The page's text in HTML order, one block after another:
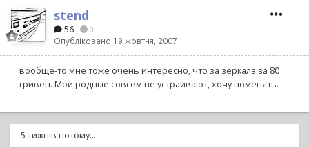
stend
56 0
Опубліковано 19 жовтня, 2007
вообще-то мне тоже очень интересно, что за зеркала за 80
гривен. Мои родные совсем не устраивают, хочу поменять.
5 тижнів потому...